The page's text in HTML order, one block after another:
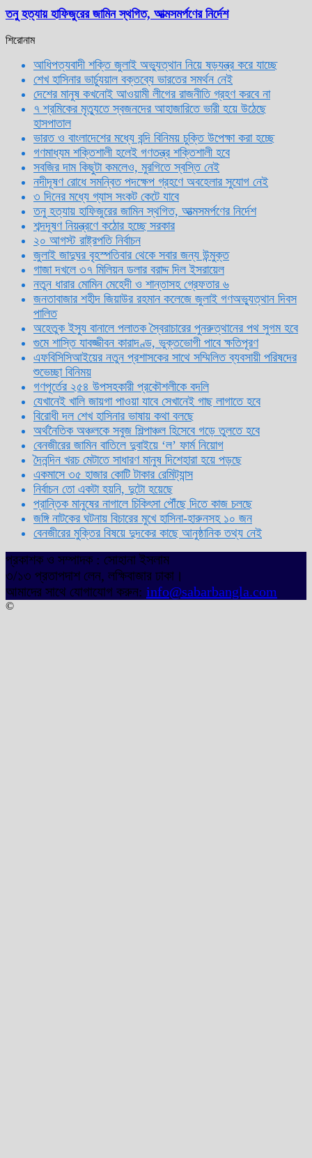
তনু হত্যায় হাফিজুরের জামিন স্থগিত, আত্মসমর্পণের নির্দেশ
শিরোনাম
আধিপত্যবাদী শক্তি জুলাই অভ্যুত্থান নিয়ে ষড়যন্ত্র করে যাচ্ছে
শেখ হাসিনার ভার্চ্যুয়াল বক্তব্যে ভারতের সমর্থন নেই
দেশের মানুষ কখনোই আওয়ামী লীগের রাজনীতি গ্রহণ করবে না
৭ শ্রমিকের মৃত্যুতে স্বজনদের আহাজারিতে ভারী হয়ে উঠেছে
হাসপাতাল
ভারত ও বাংলাদেশের মধ্যে বন্দি বিনিময় চুক্তি উপেক্ষা করা হচ্ছে
গণমাধ্যম শক্তিশালী হলেই গণতন্ত্র শক্তিশালী হবে
সবজির দাম কিছুটা কমলেও, মুরগিতে স্বস্তি নেই
নদীদূষণ রোধে সমন্বিত পদক্ষেপ গ্রহণে অবহেলার সুযোগ নেই
৩ দিনের মধ্যে গ্যাস সংকট কেটে যাবে
তনু হত্যায় হাফিজুরের জামিন স্থগিত, আত্মসমর্পণের নির্দেশ
শব্দদূষণ নিয়ন্ত্রণে কঠোর হচ্ছে সরকার
২০ আগস্ট রাষ্ট্রপতি নির্বাচন
জুলাই জাদুঘর বৃহস্পতিবার থেকে সবার জন্য উন্মুক্ত
গাজা দখলে ৩৭ মিলিয়ন ডলার বরাদ্দ দিল ইসরায়েল
নতুন ধারার মোমিন মেহেদী ও শান্তাসহ গ্রেফতার ৬
জনতাবাজার শহীদ জিয়াউর রহমান কলেজে জুলাই গণঅভ্যুত্থান দিবস
পালিত
অহেতুক ইস্যু বানালে পলাতক স্বৈরাচারের পুনরুত্থানের পথ সুগম হবে
গুমে শাস্তি যাবজ্জীবন কারাদণ্ড, ভুক্তভোগী পাবে ক্ষতিপূরণ
এফবিসিসিআইয়ের নতুন প্রশাসকের সাথে সম্মিলিত ব্যবসায়ী পরিষদের
শুভেচ্ছা বিনিময়
গণপূর্তের ২৫৪ উপসহকারী প্রকৌশলীকে বদলি
যেখানেই খালি জায়গা পাওয়া যাবে সেখানেই গাছ লাগাতে হবে
বিরোধী দল শেখ হাসিনার ভাষায় কথা বলছে
অর্থনৈতিক অঞ্চলকে সবুজ শিল্পাঞ্চল হিসেবে গড়ে তুলতে হবে
বেনজীরের জামিন বাতিলে দুবাইয়ে ‌‘ল’ ফার্ম নিয়োগ
দৈনন্দিন খরচ মেটাতে সাধারণ মানুষ দিশেহারা হয়ে পড়ছে
একমাসে ৩৫ হাজার কোটি টাকার রেমিট্যান্স
নির্বাচন তো একটা হয়নি, দুটো হয়েছে
প্রান্তিক মানুষের নাগালে চিকিৎসা পৌঁছে দিতে কাজ চলছে
জঙ্গি নাটকের ঘটনায় বিচারের মুখে হাসিনা-হারুনসহ ১০ জন
বেনজীরের মুক্তির বিষয়ে দুদকের কাছে আনুষ্ঠানিক তথ্য নেই
প্রকাশক ও সম্পাদক : সোহানা ইসলাম
৩/১৩ প্রতাপদাশ লেন, লক্ষিবাজার ঢাকা।
আমাদের সাথে যোগাযোগ করুন: info@sabarbangla.com
©